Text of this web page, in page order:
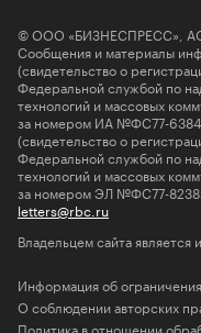
© ООО «БИЗНЕСПРЕСС»,
Сообщения и материалы
(свидетельство о
Федеральной службой по
технологий и массовых
за номером ИА №ФС77-
(свидетельство о
Федеральной службой по
технологий и массовых
за номером ЭЛ №ФС77-
letters@rbc.ru
Владельцем сайта является
Информация об
О соблюдении авторских
Политика в отношении